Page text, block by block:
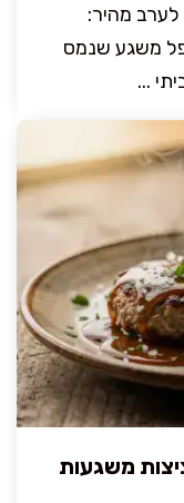
מהיר:
משגע שנמס
...
משגעות